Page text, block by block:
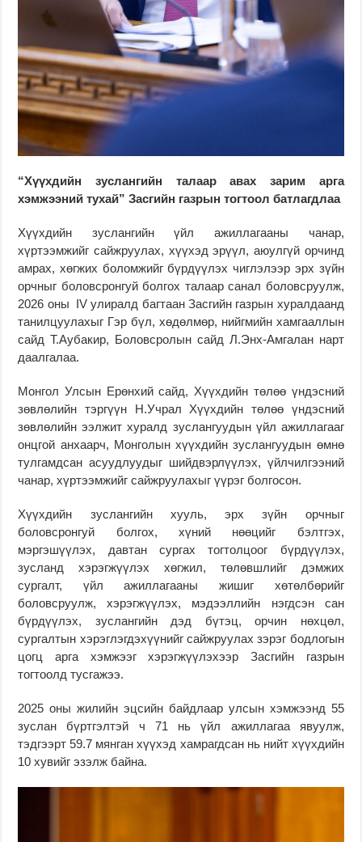
“Хүүхдийн зуслангийн талаар авах зарим арга
хэмжээний тухай” Засгийн газрын тогтоол батлагдлаа
Хүүхдийн зуслангийн үйл ажиллагааны чанар,
хүртээмжийг сайжруулах, хүүхэд эрүүл, аюулгүй орчинд
амрах, хөгжих боломжийг бүрдүүлэх чиглэлээр эрх зүйн
орчныг боловсронгуй болгох талаар санал боловсруулж,
2026 оны IV улиралд багтаан Засгийн газрын хуралдаанд
танилцуулахыг Гэр бүл, хөдөлмөр, нийгмийн хамгааллын
сайд Т.Аубакир, Боловсролын сайд Л.Энх-Амгалан нарт
даалгалаа.
Монгол Улсын Ерөнхий сайд, Хүүхдийн төлөө үндэсний
зөвлөлийн тэргүүн Н.Учрал Хүүхдийн төлөө үндэсний
зөвлөлийн ээлжит хуралд зуслангуудын үйл ажиллагааг
онцгой анхаарч, Монголын хүүхдийн зуслангуудын өмнө
тулгамдсан асуудлуудыг шийдвэрлүүлэх, үйлчилгээний
чанар, хүртээмжийг сайжруулахыг үүрэг болгосон.
Хүүхдийн зуслангийн хууль, эрх зүйн орчныг
боловсронгуй болгох, хүний нөөцийг бэлтгэх,
мэргэшүүлэх, давтан сургах тогтолцоог бүрдүүлэх,
зусланд хэрэгжүүлэх хөгжил, төлөвшлийг дэмжих
сургалт, үйл ажиллагааны жишиг хөтөлбөрийг
боловсруулж, хэрэгжүүлэх, мэдээллийн нэгдсэн сан
бүрдүүлэх, зуслангийн дэд бүтэц, орчин нөхцөл,
сургалтын хэрэглэгдэхүүнийг сайжруулах зэрэг бодлогын
цогц арга хэмжээг хэрэгжүүлэхээр Засгийн газрын
тогтоолд тусгажээ.
2025 оны жилийн эцсийн байдлаар улсын хэмжээнд 55
зуслан бүртгэлтэй ч 71 нь үйл ажиллагаа явуулж,
тэдгээрт 59.7 мянган хүүхэд хамрагдсан нь нийт хүүхдийн
10 хувийг эзэлж байна.